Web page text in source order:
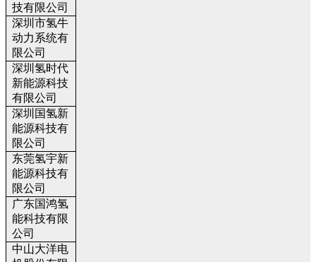
技有限公司
深圳市氢牛
动力系统有
限公司
深圳氢时代
新能源科技
有限公司
深圳国氢新
能源科技有
限公司
东莞氢宇新
能源科技有
限公司
广东国鸿氢
能科技有限
公司
中山大洋电